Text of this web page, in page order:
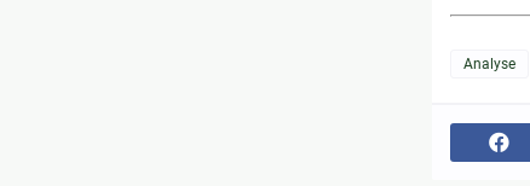
Analyse